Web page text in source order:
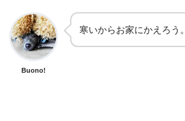
Buono!
寒いからお家にかえろう。